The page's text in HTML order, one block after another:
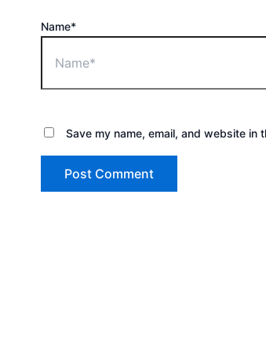
Name*
Save my name, email, and website in